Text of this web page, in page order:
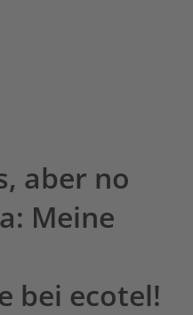
aber no
Meine
bei ecotel!